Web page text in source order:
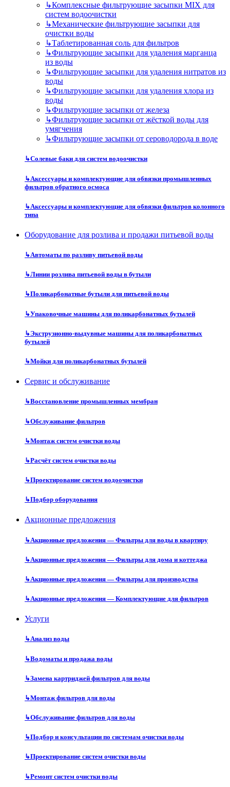
↳Комплексные фильтрующие засыпки MIX для
систем водоочистки
↳Механические фильтрующие засыпки для
очистки воды
↳Таблетированная соль для фильтров
↳Фильтрующие засыпки для удаления марганца
из воды
↳Фильтрующие засыпки для удаления нитратов из
воды
↳Фильтрующие засыпки для удаления хлора из
воды
↳Фильтрующие засыпки от железа
↳Фильтрующие засыпки от жёсткой воды для
умягчения
↳Фильтрующие засыпки от сероводорода в воде
↳Солевые баки для систем водоочистки
↳Аксессуары и комплектующие для обвязки промышленных
фильтров обратного осмоса
↳Аксессуары и комплектующие для обвязки фильтров колонного
типа
Оборудование для розлива и продажи питьевой воды
↳Автоматы по разливу питьевой воды
↳Линии розлива питьевой воды в бутыли
↳Поликарбонатные бутыли для питьевой воды
↳Упаковочные машины для поликарбонатных бутылей
↳Экструзионно-выдувные машины для поликарбонатных
бутылей
↳Мойки для поликарбонатных бутылей
Сервис и обслуживание
↳Восстановление промышленных мембран
↳Обслуживание фильтров
↳Монтаж систем очистки воды
↳Расчёт систем очистки воды
↳Проектирование систем водоочистки
↳Подбор оборудования
Акционные предложения
↳Акционные предложения — Фильтры для воды в квартиру
↳Акционные предложения — Фильтры для дома и коттеджа
↳Акционные предложения — Фильтры для производства
↳Акционные предложения — Комплектующие для фильтров
Услуги
↳Анализ воды
↳Водоматы и продажа воды
↳Замена картриджей фильтров для воды
↳Монтаж фильтров для воды
↳Обслуживание фильтров для воды
↳Подбор и консультации по системам очистки воды
↳Проектирование систем очистки воды
↳Ремонт систем очистки воды